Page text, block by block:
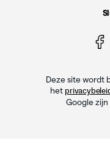
Deze site wordt
het
Google zijn